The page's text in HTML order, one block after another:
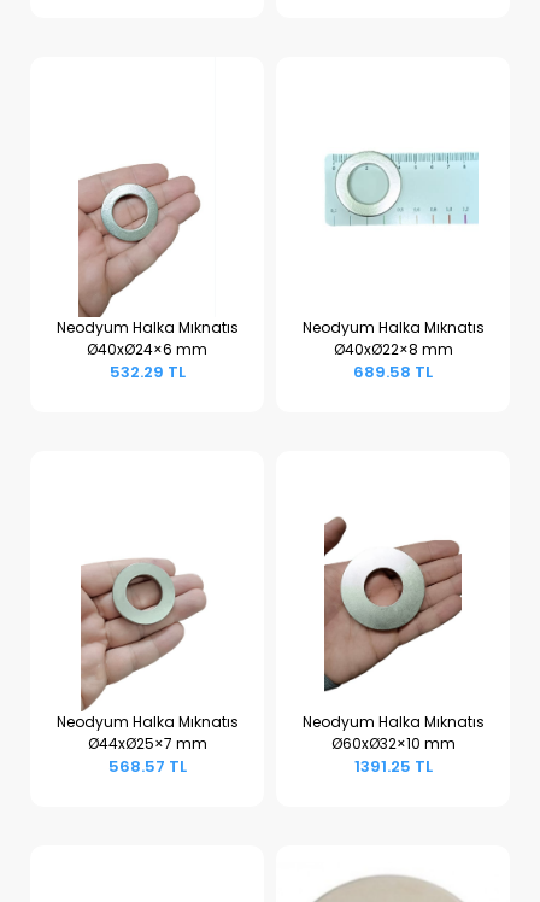
Sepete Ekle
Neodyum Halka Mıknatıs
Ø40xØ24×6 mm
532.29 TL
Sepete Ekle
Neodyum Halka Mıknatıs
Ø40xØ22×8 mm
689.58 TL
Sepete Ekle
Neodyum Halka Mıknatıs
Ø44xØ25×7 mm
568.57 TL
Sepete Ekle
Neodyum Halka Mıknatıs
Ø60xØ32×10 mm
1391.25 TL